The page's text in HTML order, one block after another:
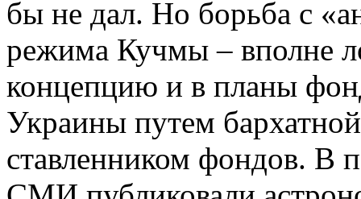
бы не дал. Но борьба с
режима Кучмы – вполне
концепцию и в планы
Украины путем
ставленником фондов. В